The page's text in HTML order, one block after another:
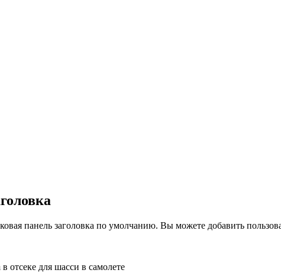
панель заголовка по умолчанию. Вы можете добавить
отсеке для шасси в самолете